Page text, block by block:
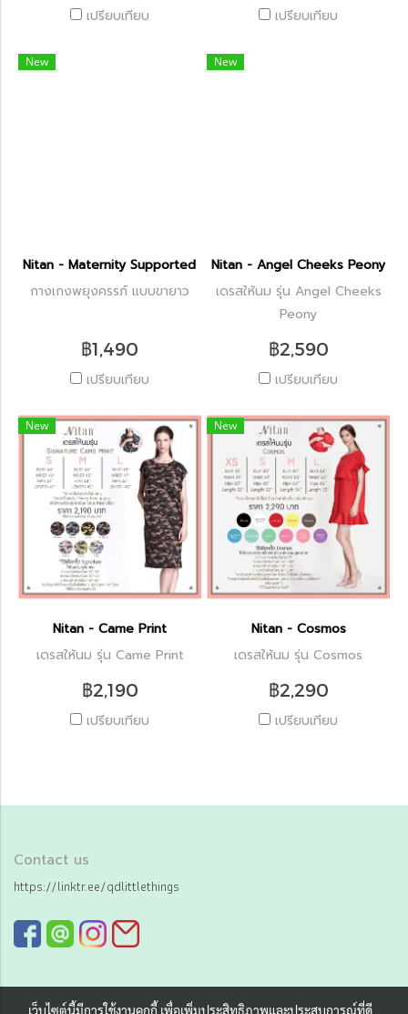
เปรียบเทียบ เปรียบเทียบ
New
Nitan - Maternity Supported Leggings
กางเกงพยุงครรภ์ แบบขายาว
฿1,490
เปรียบเทียบ
New
Nitan - Angel Cheeks Peony
เดรสให้นม รุ่น Angel Cheeks
Peony
฿2,590
เปรียบเทียบ
New
Nitan - Came Print
เดรสให้นม รุ่น Came Print
฿2,190
เปรียบเทียบ
New
Nitan - Cosmos
เดรสให้นม รุ่น Cosmos
฿2,290
เปรียบเทียบ
Contact us
https://linktr.ee/qdlittlethings
เว็บไซต์นี้มีการใช้งานคุกกี้ เพื่อเพิ่มประสิทธิภาพและประสบการณ์ที่ดี